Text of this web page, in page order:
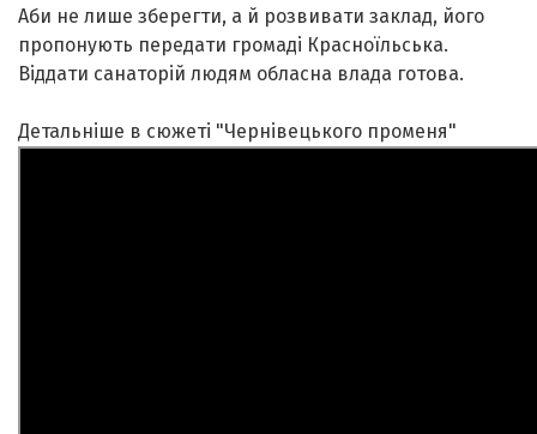
Аби не лише зберегти, а й розвивати заклад, його
пропонують передати громаді Красноїльська.
Віддати санаторій людям обласна влада готова.
Детальніше в сюжеті "Чернівецького променя"